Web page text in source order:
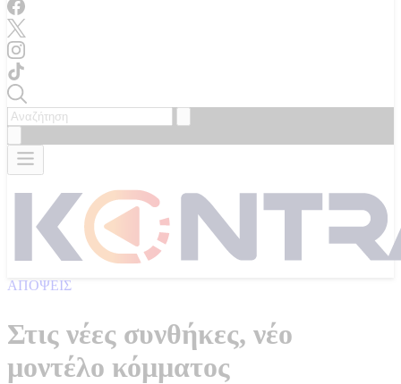
ΑΠΟΨΕΙΣ
Στις νέες συνθήκες, νέο
µοντέλο κόµµατος